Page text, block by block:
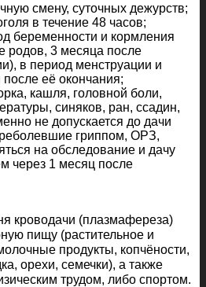
смену, суточных дежурств;
в течение 48 часов;
беременности и кормления
родов, 3 месяца после
в период менструации и
её окончания;
кашля, головной боли,
синяков, ран, ссадин,
не допускается до дачи
гриппом, ОРЗ,
на обследование и дачу
через 1 месяц после
кроводачи (плазмафереза)
пищу (растительное и
продукты, копчёности,
орехи, семечки), а также
трудом, либо спортом.